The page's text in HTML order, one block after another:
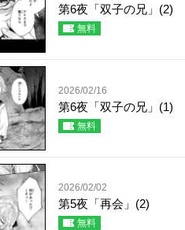
第6夜「双子の兄」(2)
無料
2026/02/16
第6夜「双子の兄」(1)
無料
2026/02/02
第5夜「再会」(2)
無料